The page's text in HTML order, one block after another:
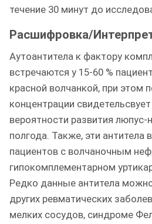
течение 30 минут до
Расшифровка/
Аутоантитела к фактору
встречаются у 15-60 %
красной волчанкой, при этом
концентрации
вероятности развития
полгода. Также, эти антитела
пациентов с волчаночным
гипокомплементарном
Редко данные антитела
других ревматических
мелких сосудов, синдроме